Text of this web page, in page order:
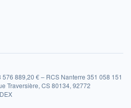
889,20 € – RCS Nanterre 351 058 151
Traversière, CS 80134, 92772